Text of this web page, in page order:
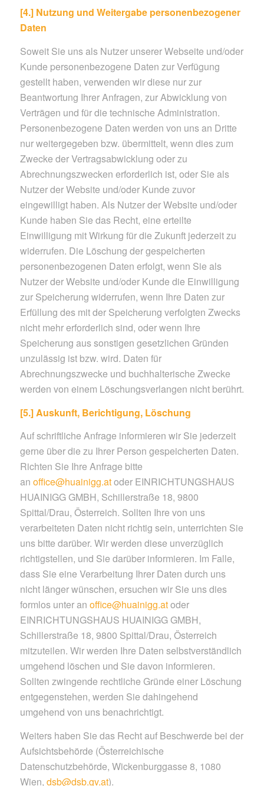
[4.] Nutzung und Weitergabe personenbezogener
Daten
Soweit Sie uns als Nutzer unserer Webseite und/oder
Kunde personenbezogene Daten zur Verfügung
gestellt haben, verwenden wir diese nur zur
Beantwortung Ihrer Anfragen, zur Abwicklung von
Verträgen und für die technische Administration.
Personenbezogene Daten werden von uns an Dritte
nur weitergegeben bzw. übermittelt, wenn dies zum
Zwecke der Vertragsabwicklung oder zu
Abrechnungszwecken erforderlich ist, oder Sie als
Nutzer der Website und/oder Kunde zuvor
eingewilligt haben. Als Nutzer der Website und/oder
Kunde haben Sie das Recht, eine erteilte
Einwilligung mit Wirkung für die Zukunft jederzeit zu
widerrufen. Die Löschung der gespeicherten
personenbezogenen Daten erfolgt, wenn Sie als
Nutzer der Website und/oder Kunde die Einwilligung
zur Speicherung widerrufen, wenn Ihre Daten zur
Erfüllung des mit der Speicherung verfolgten Zwecks
nicht mehr erforderlich sind, oder wenn Ihre
Speicherung aus sonstigen gesetzlichen Gründen
unzulässig ist bzw. wird. Daten für
Abrechnungszwecke und buchhalterische Zwecke
werden von einem Löschungsverlangen nicht berührt.
[5.] Auskunft, Berichtigung, Löschung
Auf schriftliche Anfrage informieren wir Sie jederzeit
gerne über die zu Ihrer Person gespeicherten Daten.
Richten Sie Ihre Anfrage bitte
an office@huainigg.atoder EINRICHTUNGSHAUS
HUAINIGG GMBH, Schillerstraße 18, 9800
Spittal/Drau, Österreich. Sollten Ihre von uns
verarbeiteten Daten nicht richtig sein, unterrichten Sie
uns bitte darüber. Wir werden diese unverzüglich
richtigstellen, und Sie darüber informieren. Im Falle,
dass Sie eine Verarbeitung Ihrer Daten durch uns
nicht länger wünschen, ersuchen wir Sie uns dies
formlos unter an office@huainigg.atoder
EINRICHTUNGSHAUS HUAINIGG GMBH,
Schillerstraße 18, 9800 Spittal/Drau, Österreich
mitzuteilen. Wir werden Ihre Daten selbstverständlich
umgehend löschen und Sie davon informieren.
Sollten zwingende rechtliche Gründe einer Löschung
entgegenstehen, werden Sie dahingehend
umgehend von uns benachrichtigt.
Weiters haben Sie das Recht auf Beschwerde bei der
Aufsichtsbehörde (Österreichische
Datenschutzbehörde, Wickenburggasse 8, 1080
Wien, dsb@dsb.gv.at).